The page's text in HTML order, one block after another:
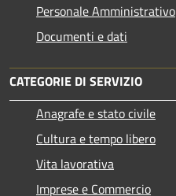
Personale Amministrativo
Documenti e dati
CATEGORIE DI SERVIZIO
Anagrafe e stato civile
Cultura e tempo libero
Vita lavorativa
Imprese e Commercio